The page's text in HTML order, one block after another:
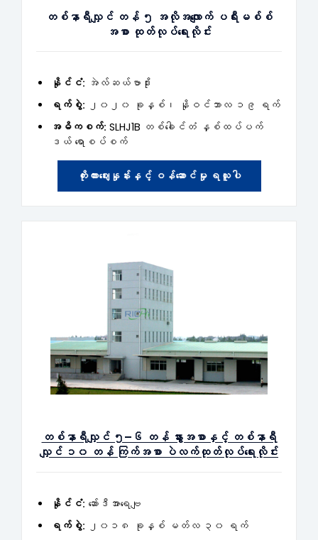
တစ်နာရီလျှင် တန် ၅ အလိုအလျောက် ပရီးမစ်စ်
အစာ ထုတ်လုပ်ရေးလိုင်း
နိုင်ငံ: အဲလ်ဆယ်ဗာဒိုး
ရက်စွဲ: ၂၀၂၀ ခုနှစ်၊ နိုဝင်ဘာလ ၁၉ ရက်
အဓိကစက်: SLHJ1B တစ်ခေါင်တံ နှစ်ထပ်ပက်
ဒယ် ရောစပ်စက်
ကိုးကားဈေးနှုန်းနှင့် ဝန်ဆောင်မှု ရယူပါ
တစ်နာရီလျှင် ၅–၆ တန် နွားအစာနှင့် တစ်နာရီ
လျှင် ၁၀ တန် ကြက်အစာ ပဲလက်ထုတ်လုပ်ရေးလိုင်း
နိုင်ငံ: ဆော်ဒီအာရေဗျ
ရက်စွဲ: ၂၀၁၈ ခုနှစ် မတ်လ ၃၀ ရက်